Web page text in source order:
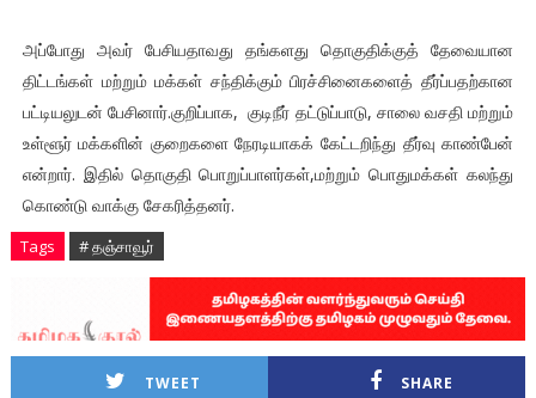
அப்போது அவர் பேசியதாவது தங்களது தொகுதிக்குத் தேவையான
திட்டங்கள் மற்றும் மக்கள் சந்திக்கும் பிரச்சினைகளைத் தீர்ப்பதற்கான
பட்டியலுடன் பேசினார்.குறிப்பாக, குடிநீர் தட்டுப்பாடு, சாலை வசதி மற்றும்
உள்ளூர் மக்களின் குறைகளை நேரடியாகக் கேட்டறிந்து தீர்வு காண்பேன்
என்றார். இதில் தொகுதி பொறுப்பாளர்கள்,மற்றும் பொதுமக்கள் கலந்து
கொண்டு வாக்கு சேகரித்தனர்.
Tags # தஞ்சாவூர்
TWEET SHARE